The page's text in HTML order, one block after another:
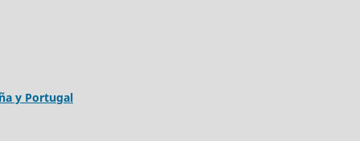
y Portugal